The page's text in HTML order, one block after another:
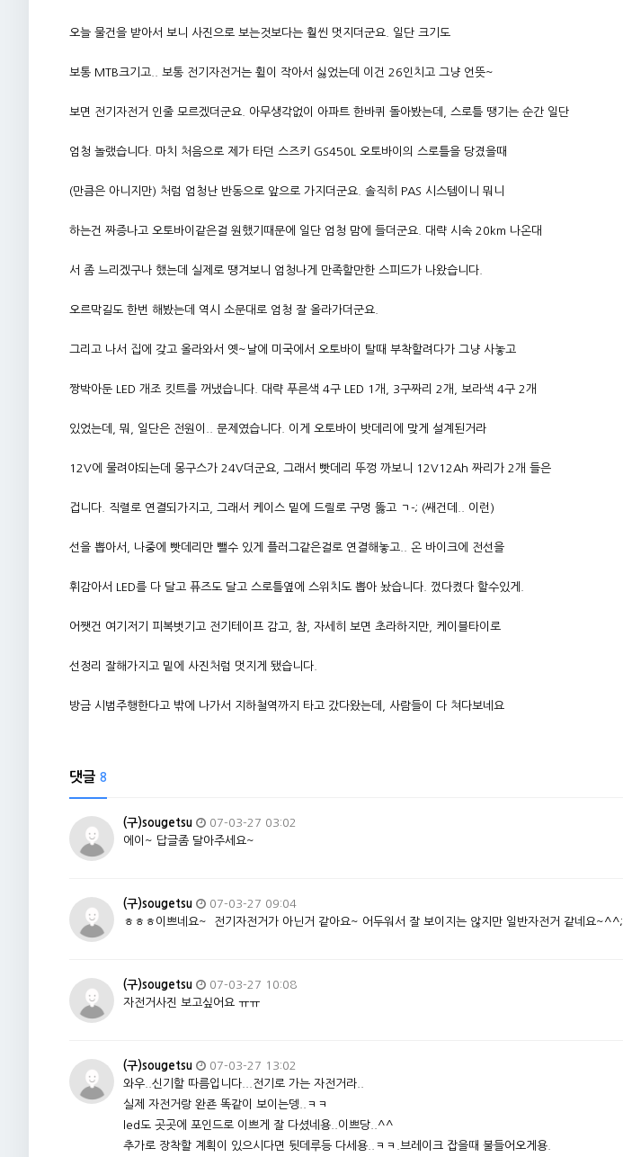
오늘 물건을 받아서 보니 사진으로 보는것보다는 훨씬 멋지더군요. 일단 크기도
보통 MTB크기고.. 보통 전기자전거는 휠이 작아서 싫었는데 이건 26인치고 그냥 언뜻~
보면 전기자전거 인줄 모르겠더군요. 아무생각없이 아파트 한바퀴 돌아봤는데, 스로틀 땡기는 순간 일단
엄청 놀랬습니다. 마치 처음으로 제가 타던 스즈키 GS450L 오토바이의 스로틀을 당겼을때
(만큼은 아니지만) 처럼 엄청난 반동으로 앞으로 가지더군요. 솔직히 PAS 시스템이니 뭐니
하는건 짜증나고 오토바이같은걸 원했기때문에 일단 엄청 맘에 들더군요. 대략 시속 20km 나온대
서 좀 느리겠구나 했는데 실제로 땡겨보니 엄청나게 만족할만한 스피드가 나왔습니다.
오르막길도 한번 해봤는데 역시 소문대로 엄청 잘 올라가더군요.
그리고 나서 집에 갖고 올라와서 옛~날에 미국에서 오토바이 탈때 부착할려다가 그냥 사놓고
짱박아둔 LED 개조 킷트를 꺼냈습니다. 대략 푸른색 4구 LED 1개, 3구짜리 2개, 보라색 4구 2개
있었는데, 뭐, 일단은 전원이.. 문제였습니다. 이게 오토바이 밧데리에 맞게 설계된거라
12V에 물려야되는데 몽구스가 24V더군요, 그래서 빳데리 뚜껑 까보니 12V12Ah 짜리가 2개 들은
겁니다. 직렬로 연결되가지고, 그래서 케이스 밑에 드릴로 구멍 뚫고 ㄱ-; (쌔건데.. 이런)
선을 뽑아서, 나중에 빳데리만 뺄수 있게 플러그같은걸로 연결해놓고.. 온 바이크에 전선을
휘감아서 LED를 다 달고 퓨즈도 달고 스로틀옆에 스위치도 뽑아 놨습니다. 껐다켰다 할수있게.
어쨋건 여기저기 피복벗기고 전기테이프 감고, 참, 자세히 보면 초라하지만, 케이블타이로
선정리 잘해가지고 밑에 사진처럼 멋지게 됐습니다.
방금 시범주행한다고 밖에 나가서 지하철역까지 타고 갔다왔는데, 사람들이 다 쳐다보네요
댓글 8
(구)sougetsu
07-03-27 03:02
에이~ 답글좀 달아주세요~
(구)sougetsu
07-03-27 09:04
ㅎㅎㅎ이쁘네요~ 전기자전거가 아닌거 같아요~ 어두워서 잘 보이지는 않지만 일반자전거 같네요~^^;
(구)sougetsu
07-03-27 10:08
자전거사진 보고싶어요 ㅠㅠ
(구)sougetsu
07-03-27 13:02
와우..신기할 따름입니다...전기로 가는 자전거라..
실제 자전거랑 완죤 똑같이 보이는뎅..ㅋㅋ
led도 곳곳에 포인드로 이쁘게 잘 다셨네용..이쁘당..^^
추가로 장착할 계획이 있으시다면 뒷데루등 다세용..ㅋㅋ.브레이크 잡을때 불들어오게용.